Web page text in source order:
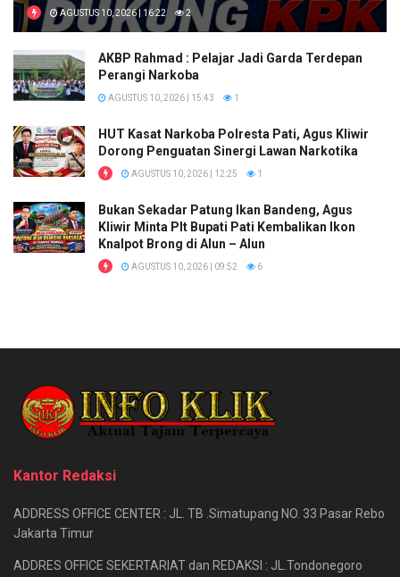
AGUSTUS 10, 2026 | 16:22 2
AKBP Rahmad : Pelajar Jadi Garda Terdepan
Perangi Narkoba
AGUSTUS 10, 2026 | 15:43 1
HUT Kasat Narkoba Polresta Pati, Agus Kliwir
Dorong Penguatan Sinergi Lawan Narkotika
AGUSTUS 10, 2026 | 12:25 1
Bukan Sekadar Patung Ikan Bandeng, Agus
Kliwir Minta Plt Bupati Pati Kembalikan Ikon
Knalpot Brong di Alun – Alun
AGUSTUS 10, 2026 | 09:52 6
Kantor Redaksi
ADDRESS OFFICE CENTER : JL. TB .Simatupang NO. 33 Pasar Rebo
Jakarta Timur
ADDRES OFFICE SEKERTARIAT dan REDAKSI : JL.Tondonegoro